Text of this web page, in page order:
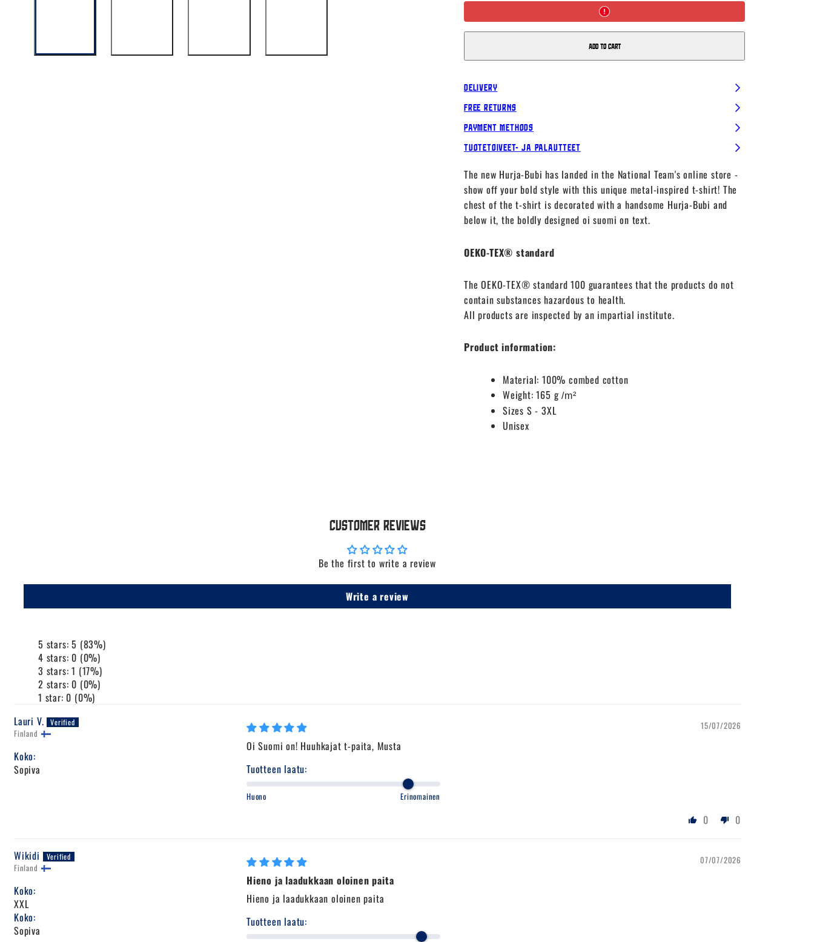
Add to cart
Delivery
Free Returns
Payment Methods
Tuotetoiveet- ja palautteet
The new Hurja-Bubi has landed in the National Team's online store -
show off your bold style with this unique metal-inspired t-shirt! The
chest of the t-shirt is decorated with a handsome Hurja-Bubi and
below it, the boldly designed oi suomi on text.
OEKO-TEX® standard
The OEKO-TEX® standard 100 guarantees that the products do not
contain substances hazardous to health.
All products are inspected by an impartial institute.
Product information:
Material: 100% combed cotton
Weight: 165 g /m²
Sizes S - 3XL
Unisex
Customer Reviews
Be the first to write a review
Write a review
5 stars: 5 (83%)
4 stars: 0 (0%)
3 stars: 1 (17%)
2 stars: 0 (0%)
1 star: 0 (0%)
Lauri V.
Finland
Koko:
Sopiva
15/07/2026
Oi Suomi on! Huuhkajat t-paita, Musta
Tuotteen laatu:
Huono Erinomainen
0 0
Wikidi
Finland
Koko:
XXL
Koko:
Sopiva
07/07/2026
Hieno ja laadukkaan oloinen paita
Hieno ja laadukkaan oloinen paita
Tuotteen laatu: